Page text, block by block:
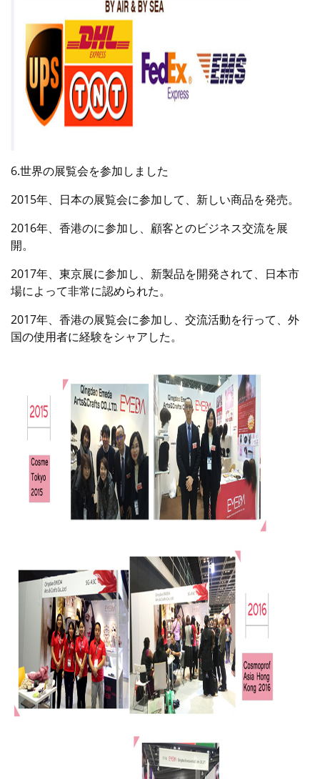
6.世界の展覧会を参加しました
2015年、日本の展覧会に参加して、新しい商品を発売。
2016年、香港のに参加し、顧客とのビジネス交流を展
開。
2017年、東京展に参加し、新製品を開発されて、日本市
場によって非常に認められた。
2017年、香港の展覧会に参加し、交流活動を行って、外
国の使用者に経験をシャアした。